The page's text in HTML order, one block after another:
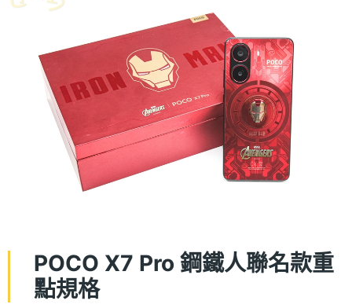
POCO X7 Pro 鋼鐵人聯名款重
點規格